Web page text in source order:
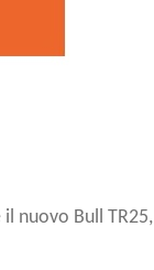
nuovo Bull